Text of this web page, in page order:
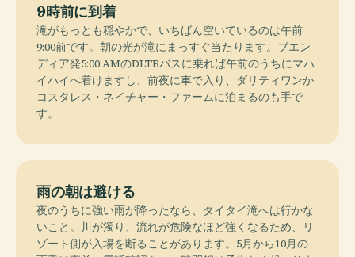
9時前に到着
滝がもっとも穏やかで、いちばん空いているのは午前
9:00前です。朝の光が滝にまっすぐ当たります。ブエン
ディア発5:00 AMのDLTBバスに乗れば午前のうちにマハ
イハイへ着けますし、前夜に車で入り、ダリティワンか
コスタレス・ネイチャー・ファームに泊まるのも手で
す。
雨の朝は避ける
夜のうちに強い雨が降ったなら、タイタイ滝へは行かな
いこと。川が濁り、流れが危険なほど強くなるため、リ
ゾート側が入場を断ることがあります。5月から10月の